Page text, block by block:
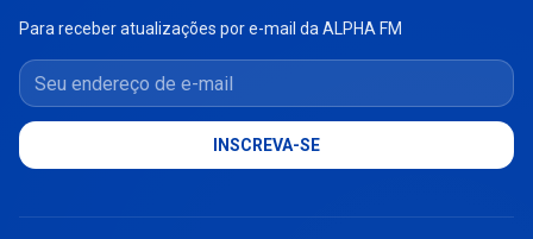
Para receber atualizações por e-mail da ALPHA FM
Seu endereço de e-mail
INSCREVA-SE